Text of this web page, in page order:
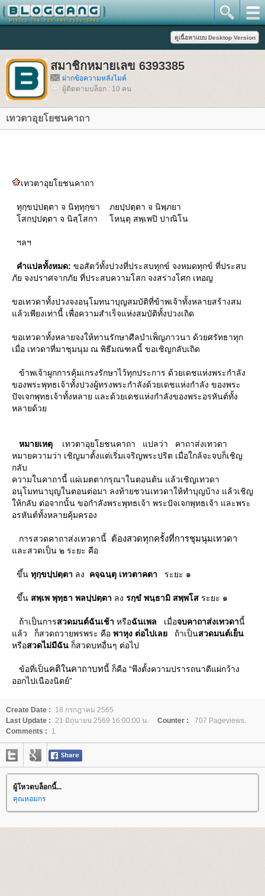
สมาชิกหมายเลข 6393385
ฝากข้อความหลังไมค์
ผู้ติดตามบล็อก : 10 คน
เทวตาอุยโยชนคาถา
เทวตาอุยโยชนคาถา
ทุกฺขปฺปตฺตา จ นิทฺทุกฺขา ภยปฺปตฺตา จ นิพฺภยา
สกปฺปตฺตา จ นิสฺโสกา โหนฺตุ สพฺเพปิ ปาณิโน
ฯลฯ
คำแปลทั้งหมด: ขอสัตว์ทั้งปวงที่ประสบทุกข์ จงหมดทุกข์ ที่ประสบ
ภัย จงปราศจากภัย ที่ประสบความโสก จงสร่างโศก เทอญ
ขอเทวดาทั้งปวงจงอนุโมทนาบุญสมบัติที่ข้าพเจ้าทั้งหลายสร้างสม
ล้วเพียงเท่านี้ เพื่อความสำเร็จแห่งสมบัติทั้งปวงเถิด
ขอเทวดาทั้งหลายจงให้ทานรักษาศีลบำเพ็ญภาวนา ด้วยศรัทธาทุก
เมื่อ เทวดาที่มาชุมนุม ณ พิธีมณฑลนี้ ขอเชิญกลับเถิด
ข้าพเจ้าผูกการคุ้มเกรงรักษาไว้ทุกประการ ด้วยเดชแห่งพระกำลัง
ของพระพุทธเจ้าทั้งปวงผู้ทรงพระกำลังด้วยเดชแห่งกำลัง ของพระ
ปัจเจกพุทธเจ้าทั้งหลาย และด้วยเดชแห่งกำลังของพระอรหันต์ทั้ง
หลายด้ว
หมายเหตุ เทวตาอุยโยชนคาถา แปลว่า คาถาส่งเทวดา
หมายความว่า เชิญมาตั้งแต่เริ่มเจริญพระปริต เมื่อใกล้จะจบก็เชิญ
กลับ
ความในคาถานี้ แผ่เมตตากรุณาในตอนต้น แล้วเชิญเทวดา
อนุโมทนาบุญในตอนต่อมา ลงท้ายชวนเทวดาให้ทำบุญบ้าง แล้วเชิญ
ห้กลับ ต่อจากนั้น ขอกำลังพระพุทธเจ้า พระปัจเจกพุทธเจ้า และพระ
อรหันต์ทั้งหลายคุ้มครอง
การสวดคาถาส่งเทวดานี้ ต้องสวดทุกครั้งที่การชุมนุมเทวดา
ละสวดเป็น ๒ ระยะ คือ
ขึ้น ทุกฺขปฺปตฺตา ลง คจฺฉนฺตุ เทวตาคตา ระยะ ๑
ขึ้น สพฺเพ พุทฺธา พลปฺปตฺตา ลง รกฺขํ พนฺธามิ สพฺพโส ระยะ ๑
ถ้าเป็นการสวดมนต์ฉันเช้า หรือฉันเพล เมื่อจบคาถาส่งเทวดานี้
ล้ว ก็สวดถวายพรพระ คือ พาหุง ต่อไปเล ถ้าเป็นสวดมนต์เย็น
หรือสวดไม่มีฉัน ก็สวดบทอื่นๆ ต่อไป
ข้อที่เป็นคติในคาถาบทนี้ ก็คือ “พึงตั้งความปรารถนาดีแผ่กว้าง
ออกไปเนืองนิตย์”
Create Date :
18 กรกฎาคม 2565
Last Update : 21 มิถุนายน 2569 16:00:00 น. Counter :
707 Pageviews.
Comments :
1
ผู้โหวตบล็อกนี้...
คุณหอมกร